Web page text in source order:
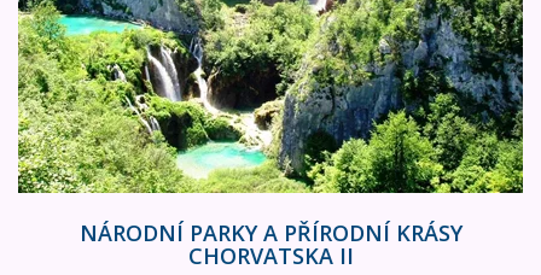
NÁRODNÍ PARKY A PŘÍRODNÍ KRÁSY
CHORVATSKA II